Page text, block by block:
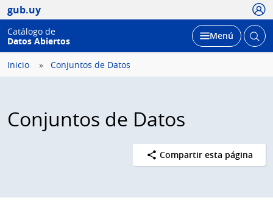
gub.uy
Catálogo de
Datos Abiertos
Desplegar
Menú Abrir
Inicio Conjuntos de Datos
Conjuntos de Datos
Compartir esta página